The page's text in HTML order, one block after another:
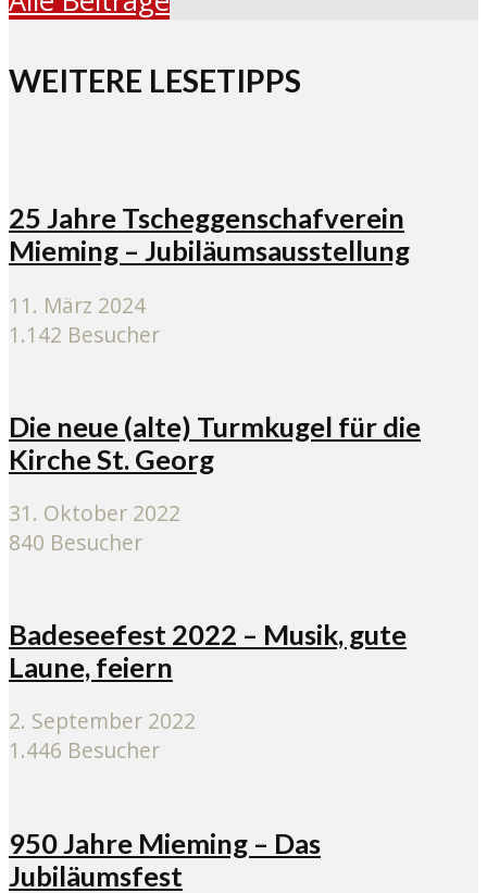
WEITERE LESETIPPS
25 Jahre Tscheggenschafverein
Mieming – Jubiläumsausstellung
11. März 2024
1.142 Besucher
Die neue (alte) Turmkugel für die
Kirche St. Georg
31. Oktober 2022
840 Besucher
Badeseefest 2022 – Musik, gute
Laune, feiern
2. September 2022
1.446 Besucher
950 Jahre Mieming – Das
Jubiläumsfest